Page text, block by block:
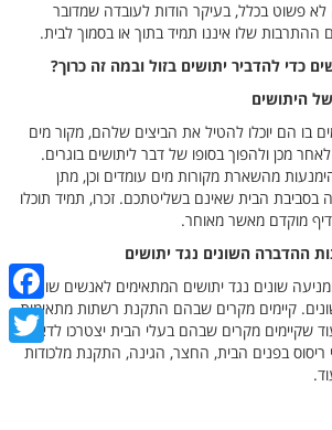
פשוט בכלל, בעיקר הודות לעובדה שמדובר
שלו איננו תמיד בתוך או בסמוך לבית.
יתושים בזול ובמה זה כרוך?
היתושים
בו הם יוכלו להטיל את הביצים שלהם, מקור מים
מכן ולהפוך בסופו של דבר ליתושים בוגרים.
מהשארת מקורות מים עומדים וכן, מתן
בסביבת הבית שאינם בשליטתכם. זכרו, תמיד תוכלו
מוקדם מאשר מאוחר.
ההדברה השונים נגד יתושים
שונים נגד יתושים המתאימים לאנשים שונים,
קיימים מקרים שבהם התקנת רשתות מתאימות
שקיימים מקרים שבהם בעלי הבית יצטרכו לדאוג
ריסוס בפנים הבית, החצר, הגינה, התקנת מלכודות